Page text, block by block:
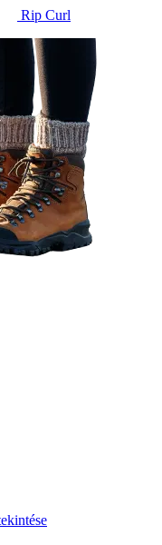
Rip Curl